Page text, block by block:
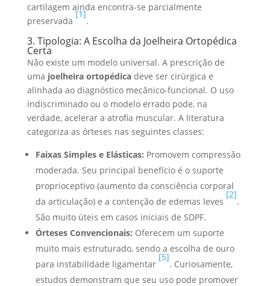
cartilagem ainda encontra-se parcialmente
preservada
[1]
.
3. Tipologia: A Escolha da Joelheira Ortopédica
Certa
Não existe um modelo universal. A prescrição de
uma joelheira ortopédicadeve ser cirúrgica e
alinhada ao diagnóstico mecânico-funcional. O uso
indiscriminado ou o modelo errado pode, na
verdade, acelerar a atrofia muscular. A literatura
categoriza as órteses nas seguintes classes:
Faixas Simples e Elásticas: Promovem compressão
moderada. Seu principal benefício é o suporte
proprioceptivo (aumento da consciência corporal
da articulação) e a contenção de edemas leves
[2]
.
São muito úteis em casos iniciais de SDPF.
Órteses Convencionais: Oferecem um suporte
muito mais estruturado, sendo a escolha de ouro
para instabilidade ligamentar
[5]
. Curiosamente,
estudos demonstram que seu uso pode promover